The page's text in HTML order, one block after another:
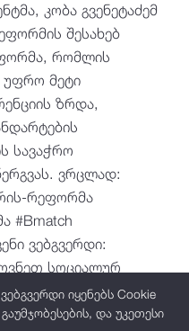
კობა გვენეტაძემ
შესახებ
რომლის
უფრო მეტი
ზრდა,
სავაჭრო
ვრცლად:
რეფორმა
#Bmatch
ვებგვერდი:
სოციალურ
Instagram
იყენებს Cookie
და უკეთესი